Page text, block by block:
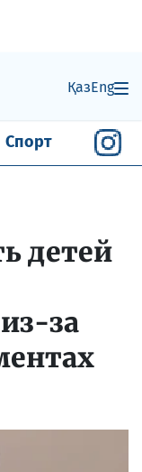
ҚазEng
Спорт
детей
за